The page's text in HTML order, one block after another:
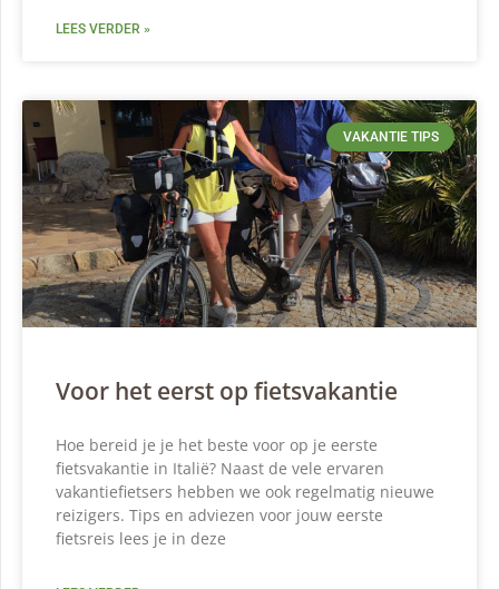
LEES VERDER »
VAKANTIE TIPS
Voor het eerst op fietsvakantie
Hoe bereid je je het beste voor op je eerste
fietsvakantie in Italië? Naast de vele ervaren
vakantiefietsers hebben we ook regelmatig nieuwe
reizigers. Tips en adviezen voor jouw eerste
fietsreis lees je in deze